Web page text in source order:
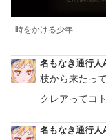
時をかける少年
名もなき通行人
枝から来たっ
クレアってコ
名もなき通行人